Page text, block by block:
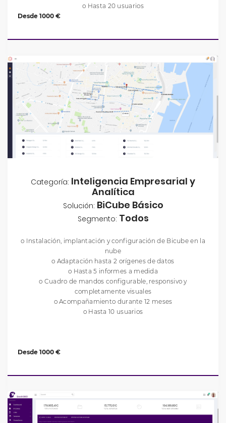
o Hasta 20 usuarios
Desde 1000 €
Categoría: Inteligencia Empresarial y
Analítica
Solución: BiCube Básico
Segmento: Todos
o Instalación, implantación y configuración de Bicube en la
nube
o Adaptación hasta 2 orígenes de datos
o Hasta 5 informes a medida
o Cuadro de mandos configurable, responsivo y
completamente visuales
o Acompañamiento durante 12 meses
o Hasta 10 usuarios
Desde 1000 €